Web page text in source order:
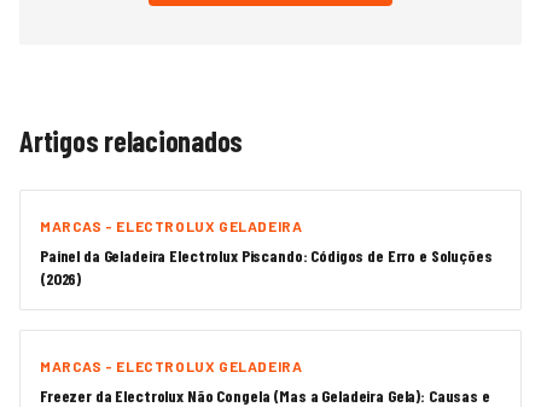
Artigos relacionados
MARCAS - ELECTROLUX GELADEIRA
Painel da Geladeira Electrolux Piscando: Códigos de Erro e Soluções
(2026)
MARCAS - ELECTROLUX GELADEIRA
Freezer da Electrolux Não Congela (Mas a Geladeira Gela): Causas e